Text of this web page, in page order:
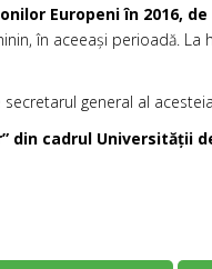
Europeni în 2016,
în aceeași perioadă.
general al
din cadrul Universității